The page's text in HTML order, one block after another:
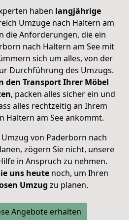
haben langjährige
Umzüge nach Haltern am
die Anforderungen, die ein
nach Haltern am See mit
sich um alles, von der
Durchführung des Umzugs.
den Transport Ihrer Möbel
, packen alles sicher ein und
alles rechtzeitig an Ihrem
Haltern am See ankommt.
von Paderborn nach
zögern Sie nicht, unsere
in Anspruch zu nehmen.
uns heutenoch, um Ihren
Umzug zu planen.
Angebote erhalten